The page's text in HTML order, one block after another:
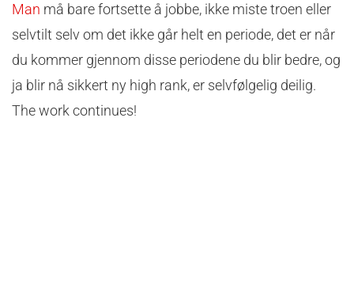
Man må bare fortsette å jobbe, ikke miste troen eller
selvtilt selv om det ikke går helt en periode, det er når
du kommer gjennom disse periodene du blir bedre, og
ja blir nå sikkert ny high rank, er selvfølgelig deilig.
The work continues!